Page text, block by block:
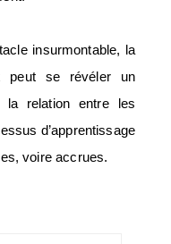
insurmontable, la
peut se révéler un
la relation entre les
d’apprentissage
voire accrues.